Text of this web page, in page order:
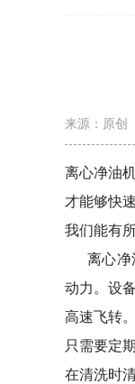
来源：原创
离心净油
才能够快
我们能有
离心净
动力。设
高速飞转
只需要定
在清洗时